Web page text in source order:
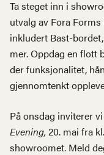
Ta steget inn i
utvalg av Fora
inkludert Bast-
mer. Oppdag en flott
der funksjonalitet,
gjennomtenkt
På onsdag inviterer
Evening, 20. mai fra
showroomet. Meld